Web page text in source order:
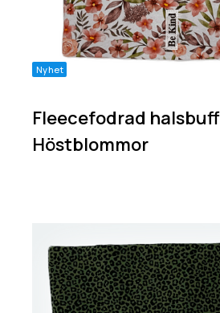
Nyhet
Fleecefodrad halsbuff
Höstblommor